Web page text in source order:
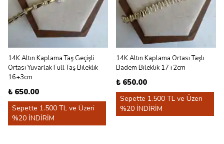
14K Altın Kaplama Taş Geçişli
Ortası Yuvarlak Full Taş Bileklik
16+3cm
₺ 650.00
Sepette 1.500 TL ve Üzeri
%20 İNDİRİM
14K Altın Kaplama Ortası Taşlı
Badem Bileklik 17+2cm
₺ 650.00
Sepette 1.500 TL ve Üzeri
%20 İNDİRİM